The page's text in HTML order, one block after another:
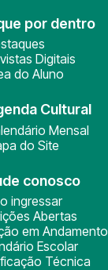
por dentro
Digitais
do Aluno
Cultural
Mensal
do Site
conosco
ingressar
Abertas
em Andamento
Escolar
Técnica